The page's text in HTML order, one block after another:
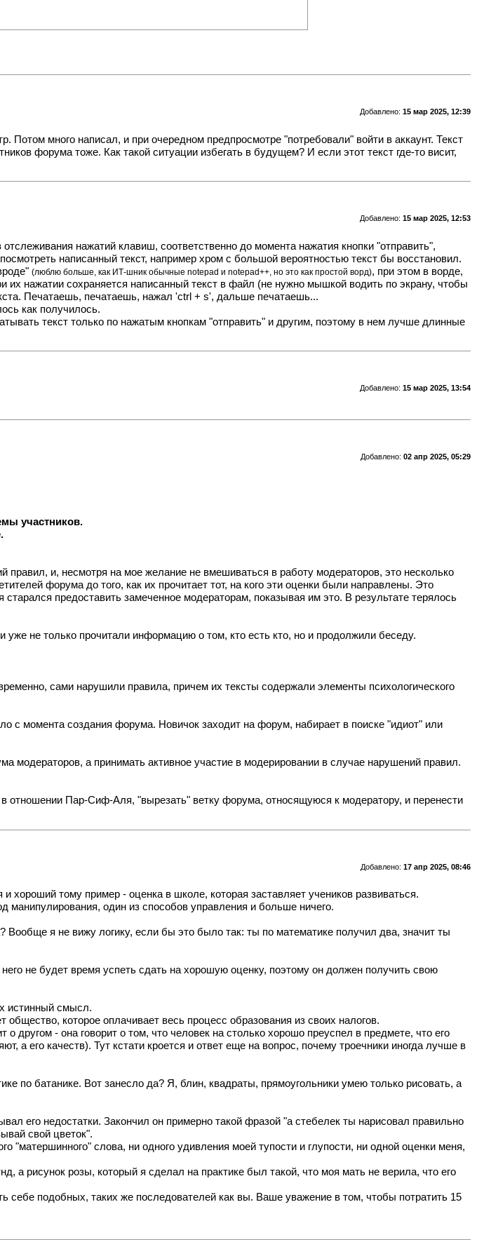
Добавлено: 15 мар 2025, 12:39
много написал, и при очередном предпросмотре "потребовали" войти в аккаунт. Текст
форума тоже. Как такой ситуации избегать в будущем? И если этот текст где-то висит,
Добавлено: 15 мар 2025, 12:53
нажатий клавиш, соответственно до момента нажатия кнопки "отправить",
написанный текст, например хром с большой вероятностью текст бы восстановил.
(люблю больше, как ИТ-шник обычные notepad и notepad++, но это как простой ворд), при этом в ворде,
нажатии сохраняется написанный текст в файл (не нужно мышкой водить по экрану, чтобы
Печатаешь, печатаешь, нажал 'ctrl + s', дальше печатаешь...
как получилось.
текст только по нажатым кнопкам "отправить" и другим, поэтому в нем лучше длинные
Добавлено: 15 мар 2025, 13:54
Добавлено: 02 апр 2025, 05:29
участников.
и, несмотря на мое желание не вмешиваться в работу модераторов, это несколько
форума до того, как их прочитает тот, на кого эти оценки были направлены. Это
предоставить замеченное модераторам, показывая им это. В результате терялось
уже не только прочитали информацию о том, кто есть кто, но и продолжили беседу.
сами нарушили правила, причем их тексты содержали элементы психологического
момента создания форума. Новичок заходит на форум, набирает в поиске "идиот" или
а принимать активное участие в модерировании в случае нарушений правил.
отношении Пар-Сиф-Аля, "вырезать" ветку форума, относящуюся к модератору, и перенести
Добавлено: 17 апр 2025, 08:46
тому пример - оценка в школе, которая заставляет учеников развиваться.
один из способов управления и больше ничего.
Вообще я не вижу логику, если бы это было так: ты по математике получил два, значит ты
не будет время успеть сдать на хорошую оценку, поэтому он должен получить свою
истинный смысл.
общество, которое оплачивает весь процесс образования из своих налогов.
другом - она говорит о том, что человек на столько хорошо преуспел в предмете, что его
а его качеств). Тут кстати кроется и ответ еще на вопрос, почему троечники иногда лучше в
по батанике. Вот занесло да? Я, блин, квадраты, прямоугольники умею только рисовать, а
его недостатки. Закончил он примерно такой фразой "а стебелек ты нарисовал правильно
свой цветок".
"матершинного" слова, ни одного удивления моей тупости и глупости, ни одной оценки меня,
а рисунок розы, который я сделал на практике был такой, что моя мать не верила, что его
себе подобных, таких же последователей как вы. Ваше уважение в том, чтобы потратить 15